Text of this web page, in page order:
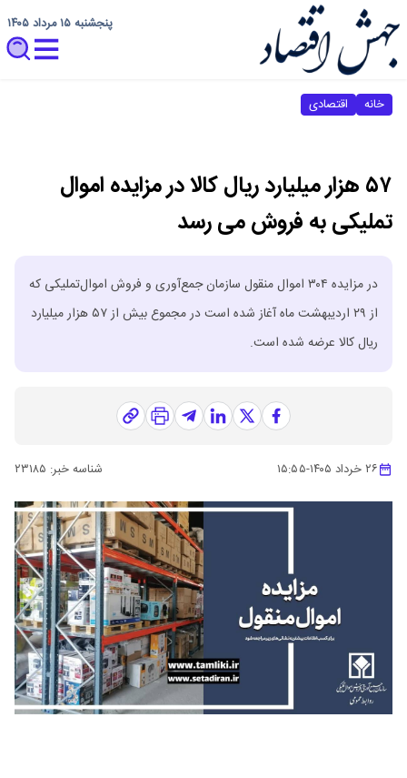
پنجشنبه ۱۵ مرداد ۱۴۰۵
خانه اقتصادی
۵۷ هزار میلیارد ریال کالا در مزایده اموال
تملیکی به فروش می رسد
در مزایده ۳۰۴ اموال منقول سازمان جمع‌آوری و فروش اموال‌تملیکی که
از ۲۹ اردیبهشت ماه آغاز شده است در مجموع بیش از ۵۷ هزار میلیارد
ریال کالا عرضه شده است.
۲۶ خرداد ۱۴۰۵ -۱۵:۵۵ شناسه خبر: ۲۳۱۸۵